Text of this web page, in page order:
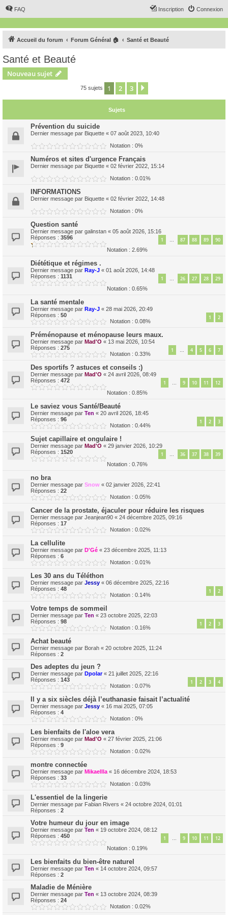
FAQ Connexion
Inscription
Accueil du forum Forum Général 🏠 Santé et Beauté
Santé et Beauté
Nouveau sujet
75 sujets 1 2 3
Sujets
Prévention du suicide
Dernier message par Biquette « 07 août 2023, 10:40
Notation : 0%
Numéros et sites d'urgence Français
Dernier message par Biquette « 02 février 2022, 15:14
Notation : 0.01%
INFORMATIONS
Dernier message par Biquette « 02 février 2022, 14:48
Notation : 0%
Question santé
Dernier message par galinstan « 05 août 2026, 15:16
Réponses : 3596 1 … 87 88 89 90
Notation : 2.69%
Diététique et régimes .
Dernier message par Ray-J « 01 août 2026, 14:48
Réponses : 1131 1 … 26 27 28 29
Notation : 0.65%
La santé mentale
Dernier message par Ray-J « 28 mai 2026, 20:49
Réponses : 50 1 2
Notation : 0.08%
Préménopause et ménopause leurs maux.
Dernier message par Mad'O « 13 mai 2026, 10:54
Réponses : 275 1 … 4 5 6 7
Notation : 0.33%
Des sportifs ? astuces et conseils :)
Dernier message par Mad'O « 24 avril 2026, 08:49
Réponses : 472 1 … 9 10 11 12
Notation : 0.85%
Le saviez vous Santé/Beauté
Dernier message par Ten « 20 avril 2026, 18:45
Réponses : 96 1 2 3
Notation : 0.44%
Sujet capillaire et ongulaire !
Dernier message par Mad'O « 29 janvier 2026, 10:29
Réponses : 1520 1 … 36 37 38 39
Notation : 0.76%
no bra
Dernier message par Snow « 02 janvier 2026, 22:41
Réponses : 22
Notation : 0.05%
Cancer de la prostate, éjaculer pour réduire les risques
Dernier message par Jeanjean90 « 24 décembre 2025, 09:16
Réponses : 17
Notation : 0.02%
La cellulite
Dernier message par D'Gé « 23 décembre 2025, 11:13
Réponses : 6
Notation : 0.01%
Les 30 ans du Téléthon
Dernier message par Jessy « 06 décembre 2025, 22:16
Réponses : 48 1 2
Notation : 0.14%
Votre temps de sommeil
Dernier message par Ten « 23 octobre 2025, 22:03
Réponses : 98 1 2 3
Notation : 0.16%
Achat beauté
Dernier message par Borah « 20 octobre 2025, 11:24
Réponses : 2
Des adeptes du jeun ?
Dernier message par Dpolar« 21 juillet 2025, 22:16
Réponses : 143 1 2 3 4
Notation : 0.07%
Il y a six siècles déjà l’euthanasie faisait l’actualité
Dernier message par Jessy « 16 mai 2025, 07:05
Réponses : 4
Notation : 0%
Les bienfaits de l'aloe vera
Dernier message par Mad'O « 27 février 2025, 21:06
Réponses : 9
Notation : 0.02%
montre connectée
Dernier message par Mikaellla « 16 décembre 2024, 18:53
Réponses : 33
Notation : 0.03%
L'essentiel de la lingerie
Dernier message par Fabian Rivers « 24 octobre 2024, 01:01
Réponses : 2
Votre humeur du jour en image
Dernier message par Ten « 19 octobre 2024, 08:12
Réponses : 450 1 … 9 10 11 12
Notation : 0.19%
Les bienfaits du bien-être naturel
Dernier message par Ten « 14 octobre 2024, 09:57
Réponses : 2
Maladie de Ménière
Dernier message par Ten « 13 octobre 2024, 08:39
Réponses : 24
Notation : 0.02%